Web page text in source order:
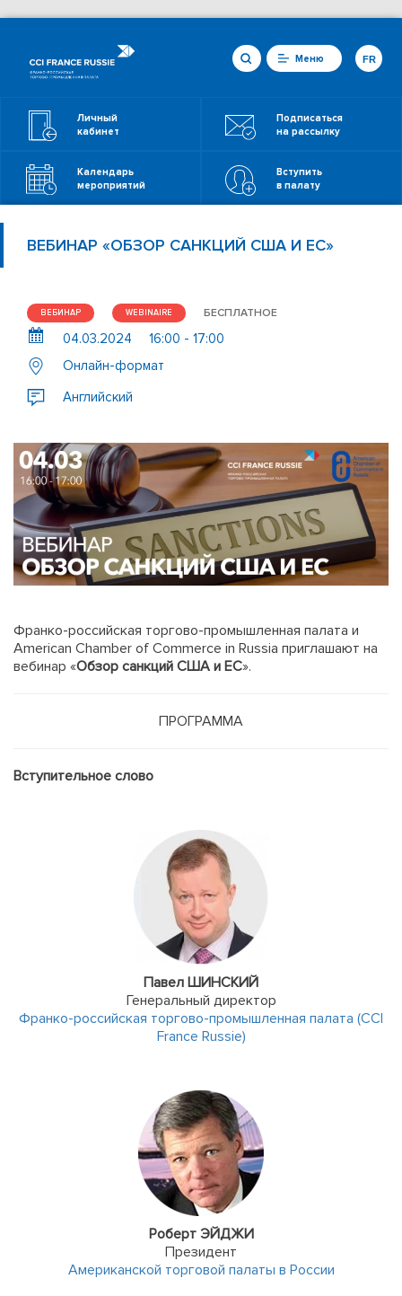
Меню
Личный
кабинет
Подписаться
на рассылку
Календарь
мероприятий
Вступить
в палату
FR
ВЕБИНАР «ОБЗОР САНКЦИЙ США И ЕС»
ВЕБИНАР WEBINAIRE БЕСПЛАТНОЕ
04.03.2024
16:00 - 17:00
Онлайн-формат
Английский
Франко-российская торгово-промышленная палата и
American Chamber of Commerce in Russia приглашают на
вебинар «Обзор санкций США и ЕС».
ПРОГРАММА
Вступительное слово
Павел ШИНСКИЙ
Генеральный директор
Франко-российская торгово-промышленная палата (CCI
France Russie)
Роберт ЭЙДЖИ
Президент
Американской торговой палаты в России